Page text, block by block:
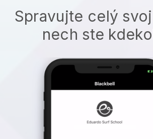
Spravujte celý
nech ste